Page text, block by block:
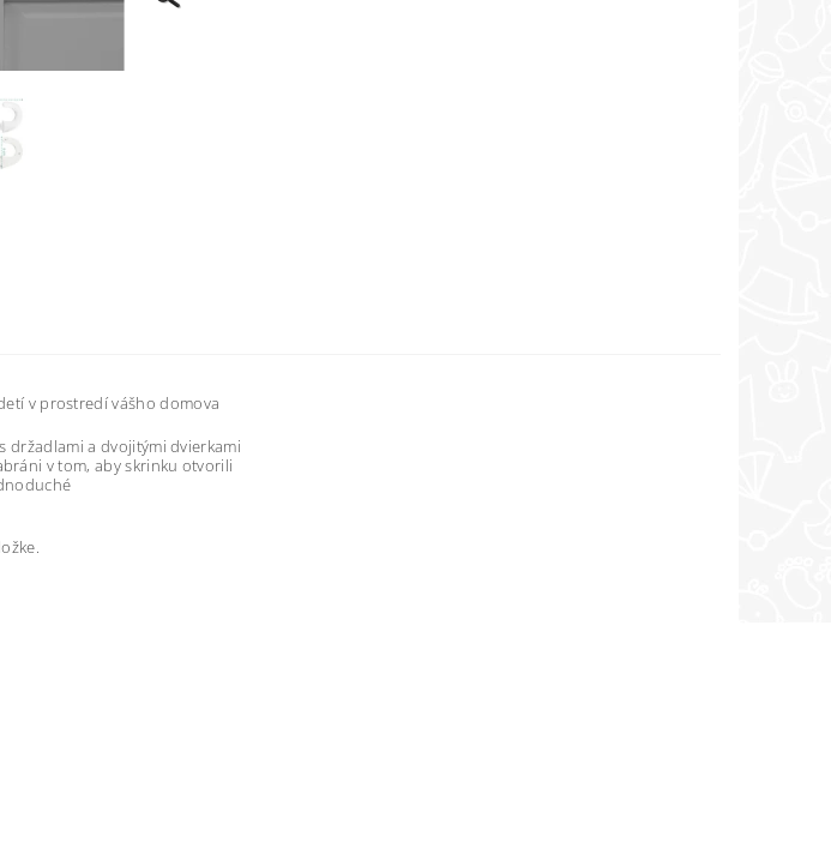
v prostredí vášho domova
držadlami a dvojitými dvierkami
v tom, aby skrinku otvorili